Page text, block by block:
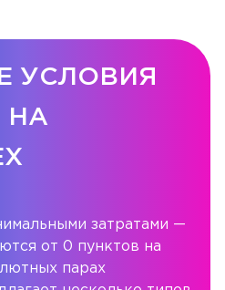
УСЛОВИЯ
НА
затратами —
от 0 пунктов на
парах